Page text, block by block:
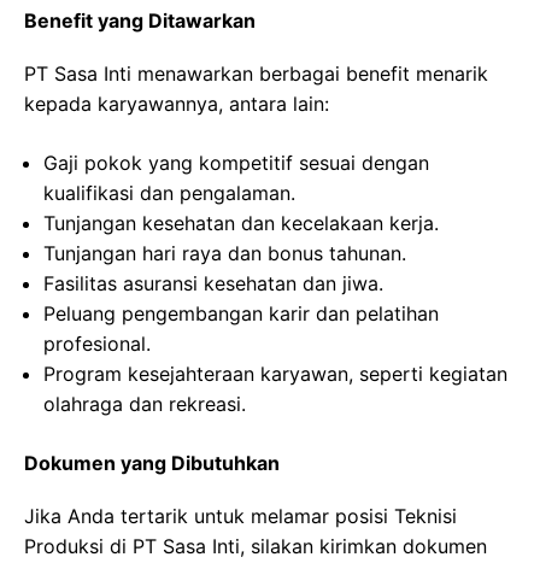
Benefit yang Ditawarkan
PT Sasa Inti menawarkan berbagai benefit menarik
kepada karyawannya, antara lain:
Gaji pokok yang kompetitif sesuai dengan
kualifikasi dan pengalaman.
Tunjangan kesehatan dan kecelakaan kerja.
Tunjangan hari raya dan bonus tahunan.
Fasilitas asuransi kesehatan dan jiwa.
Peluang pengembangan karir dan pelatihan
profesional.
Program kesejahteraan karyawan, seperti kegiatan
olahraga dan rekreasi.
Dokumen yang Dibutuhkan
Jika Anda tertarik untuk melamar posisi Teknisi
Produksi di PT Sasa Inti, silakan kirimkan dokumen